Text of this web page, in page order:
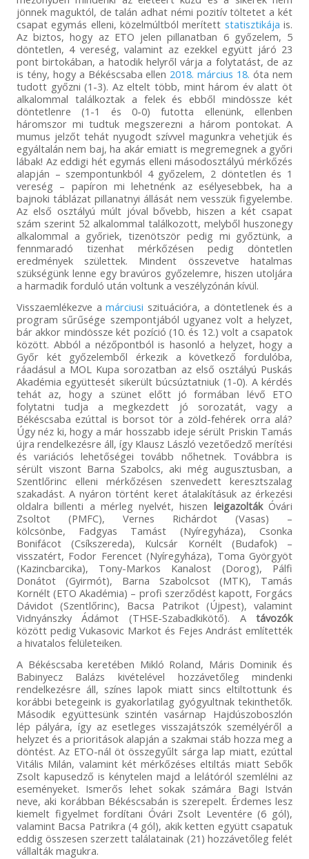
jönnek maguktól, de talán adhat némi pozitív töltetet a két
csapat egymás elleni, közelmúltból merített statisztikája is.
Az biztos, hogy az ETO jelen pillanatban 6 győzelem, 5
döntetlen, 4 vereség, valamint az ezekkel együtt járó 23
pont birtokában, a hatodik helyről várja a folytatást, de az
is tény, hogy a Békéscsaba ellen 2018. március 18. óta nem
tudott győzni (1-3). Az eltelt több, mint három év alatt öt
alkalommal találkoztak a felek és ebből mindössze két
döntetlenre (1-1 és 0-0) futotta ellenünk, ellenben
háromszor mi tudtuk megszerezni a három pontokat. A
mumus jelzőt tehát nyugodt szívvel magunkra vehetjük és
egyáltalán nem baj, ha akár emiatt is megremegnek a győri
lábak! Az eddigi hét egymás elleni másodosztályú mérkőzés
alapján – szempontunkból 4 győzelem, 2 döntetlen és 1
vereség – papíron mi lehetnénk az esélyesebbek, ha a
bajnoki táblázat pillanatnyi állását nem vesszük figyelembe.
Az első osztályú múlt jóval bővebb, hiszen a két csapat
szám szerint 52 alkalommal találkozott, melyből huszonegy
alkalommal a győriek, tizenötször pedig mi győztünk, a
fennmaradó tizenhat mérkőzésen pedig döntetlen
eredmények születtek. Mindent összevetve hatalmas
szükségünk lenne egy bravúros győzelemre, hiszen utoljára
a harmadik forduló után voltunk a veszélyzónán kívül.
Visszaemlékezve amárciusi szituációra, a döntetlenek és a
program sűrűsége szempontjából ugyanez volt a helyzet,
bár akkor mindössze két pozíció (10. és 12.) volt a csapatok
között. Abból a nézőpontból is hasonló a helyzet, hogy a
Győr két győzelemből érkezik a következő fordulóba,
ráadásul a MOL Kupa sorozatban az első osztályú Puskás
Akadémia együttesét sikerült búcsúztatniuk (1-0). A kérdés
tehát az, hogy a szünet előtt jó formában lévő ETO
folytatni tudja a megkezdett jó sorozatát, vagy a
Békéscsaba ezúttal is borsot tör a zöld-fehérek orra alá?
Úgy néz ki, hogy a már hosszabb ideje sérült Priskin Tamás
újra rendelkezésre áll, így Klausz László vezetőedző merítési
és variációs lehetőségei tovább nőhetnek. Továbbra is
sérült viszont Barna Szabolcs, aki még augusztusban, a
Szentlőrinc elleni mérkőzésen szenvedett keresztszalag
szakadást. A nyáron történt keret átalakításuk az érkezési
oldalra billenti a mérleg nyelvét, hiszen leigazoltákÓvári
Zsoltot (PMFC), Vernes Richárdot (Vasas) –
kölcsönbe, Fadgyas Tamást (Nyíregyháza), Csonka
Bonifácot (Csíkszereda), Kulcsár Kornélt (Budafok) –
visszatért, Fodor Ferencet (Nyíregyháza), Toma Györgyöt
(Kazincbarcika), Tony-Markos Kanalost (Dorog), Pálfi
Donátot (Gyirmót), Barna Szabolcsot (MTK), Tamás
Kornélt (ETO Akadémia) – profi szerződést kapott, Forgács
Dávidot (Szentlőrinc), Bacsa Patrikot (Újpest), valamint
Vidnyánszky Ádámot (THSE-Szabadkikötő). Atávozók
között pedig Vukasovic Markot és Fejes Andrást említették
a hivatalos felületeiken.
A Békéscsaba keretében Mikló Roland, Máris Dominik és
Babinyecz Balázs kivételével hozzávetőleg mindenki
rendelkezésre áll, színes lapok miatt sincs eltiltottunk és
korábbi betegeink is gyakorlatilag gyógyultnak tekinthetők.
Második együttesünk szintén vasárnap Hajdúszoboszlón
lép pályára, így az esetleges visszajátszók személyéről a
helyzet és a prioritások alapján a szakmai stáb hozza meg a
döntést. Az ETO-nál öt összegyűlt sárga lap miatt, ezúttal
Vitális Milán, valamint két mérkőzéses eltiltás miatt Sebők
Zsolt kapusedző is kénytelen majd a lelátóról szemlélni az
eseményeket. Ismerős lehet sokak számára Bagi István
neve, aki korábban Békéscsabán is szerepelt. Érdemes lesz
kiemelt figyelmet fordítani Óvári Zsolt Leventére (6 gól),
valamint Bacsa Patrikra (4 gól), akik ketten együtt csapatuk
eddig összesen szerzett találatainak (21) hozzávetőleg felét
vállalták magukra.